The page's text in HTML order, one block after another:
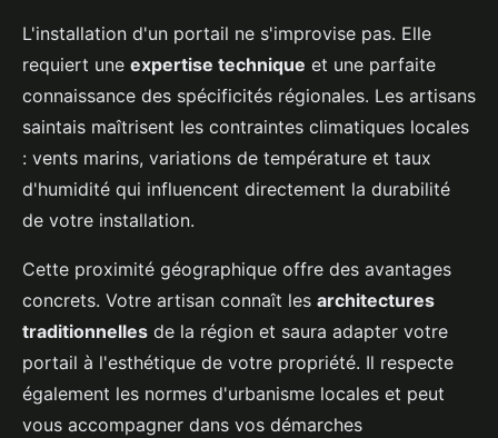
L'installation d'un portail ne s'improvise pas. Elle
requiert une expertise technique et une parfaite
connaissance des spécificités régionales. Les artisans
saintais maîtrisent les contraintes climatiques locales
: vents marins, variations de température et taux
d'humidité qui influencent directement la durabilité
de votre installation.
Cette proximité géographique offre des avantages
concrets. Votre artisan connaît les architectures
traditionnelles de la région et saura adapter votre
portail à l'esthétique de votre propriété. Il respecte
également les normes d'urbanisme locales et peut
vous accompagner dans vos démarches